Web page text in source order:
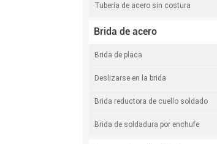
Tubería de acero sin costura
Brida de acero
Brida de placa
Deslizarse en la brida
Brida reductora de cuello soldado
Brida de soldadura por enchufe